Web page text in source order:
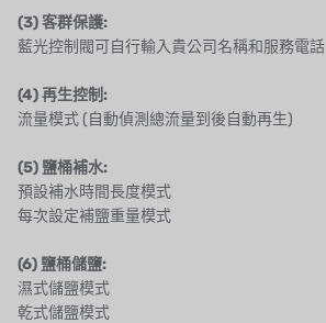
TROCHOID
國產
KATO
ATS
(3) 客群保護:
藍光控制閥可自行輸入貴公司名稱和服務電話
(4) 再生控制:
流量模式 (自動偵測總流量到後自動再生)
(5) 鹽桶補水:
預設補水時間長度模式
每次設定補鹽重量模式
(6) 鹽桶儲鹽:
濕式儲鹽模式
乾式儲鹽模式